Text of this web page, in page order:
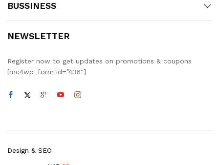
BUSSINESS
NEWSLETTER
Register now to get updates on promotions & coupons
[mc4wp_form id=”436″]
Design & SEO